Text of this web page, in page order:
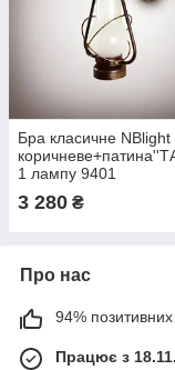
Бра класичне NBlight
1 лампу 9401
3 280 ₴
Про нас
94% позитивних
Працює з